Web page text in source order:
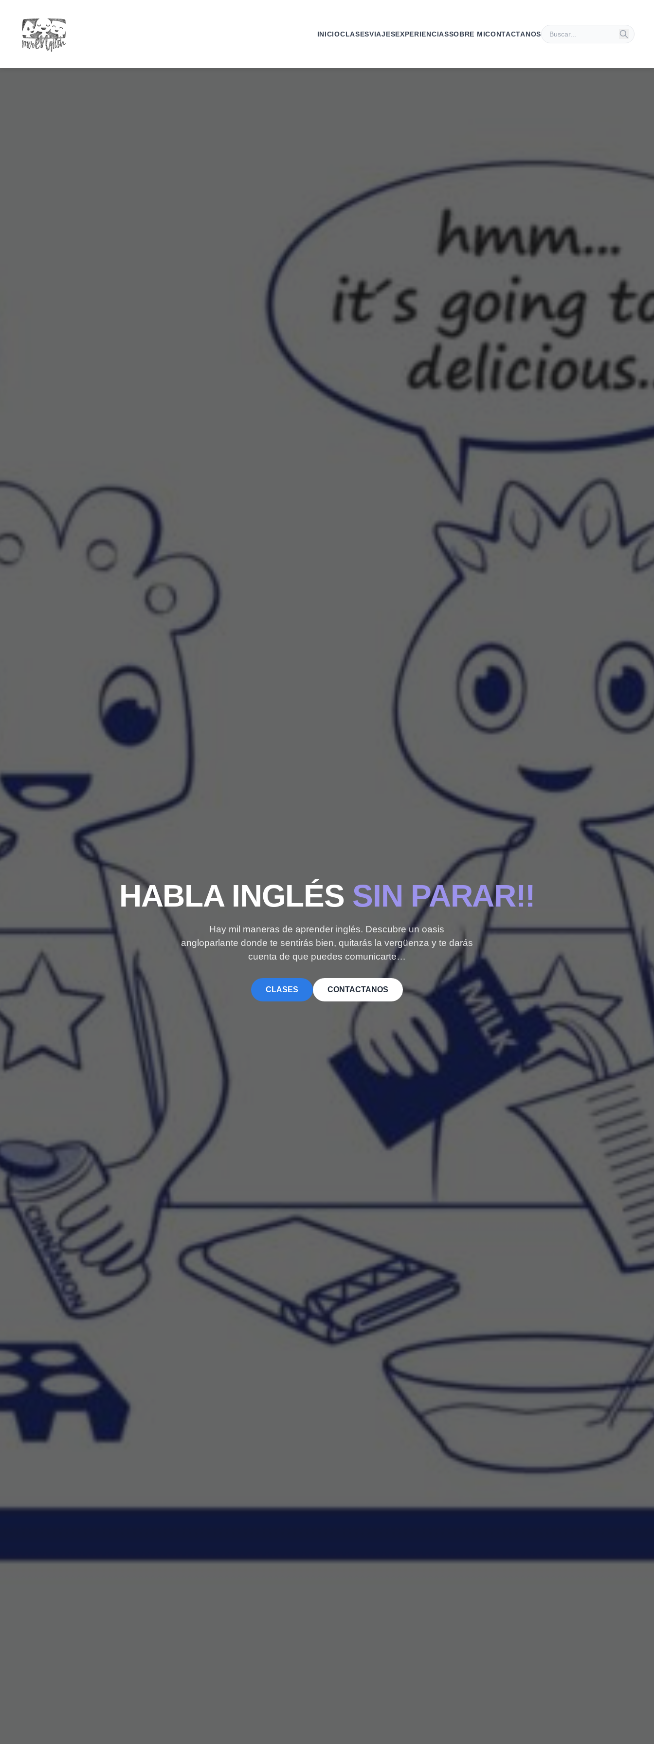
INICIOCLASESVIAJESEXPERIENCIASSOBRE MICONTACTANOS
HABLA INGLÉS SIN PARAR!!
Hay mil maneras de aprender inglés. Descubre un oasis
angloparlante donde te sentirás bien, quitarás la vergüenza y te darás
cuenta de que puedes comunicarte…
CLASES CONTACTANOS